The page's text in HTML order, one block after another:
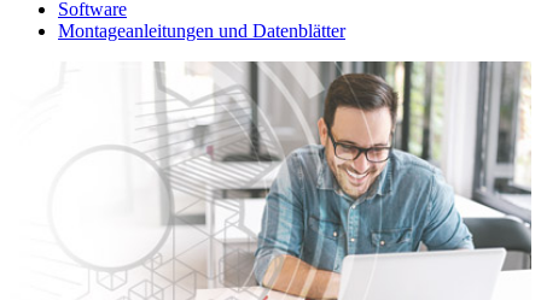
Software
Montageanleitungen und Datenblätter